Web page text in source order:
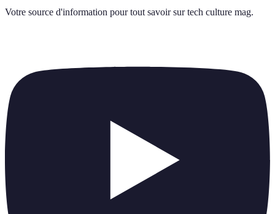
Votre source d'information pour tout savoir sur tech culture mag.